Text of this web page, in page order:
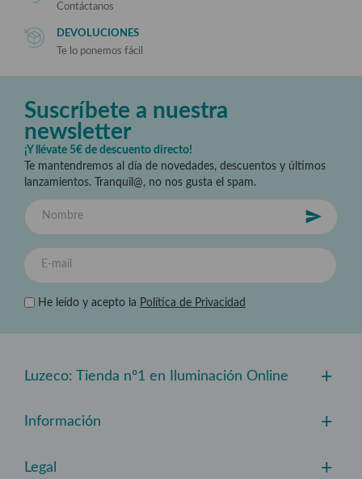
Contáctanos
DEVOLUCIONES
Te lo ponemos fácil
Suscríbete a nuestra
newsletter
¡Y llévate 5€ de descuento directo!
Te mantendremos al día de novedades, descuentos y últimos
lanzamientos. Tranquil@, no nos gusta el spam.
He leído y acepto la Política de Privacidad
Luzeco: Tienda nº1 en Iluminación Online +
Información +
Legal +